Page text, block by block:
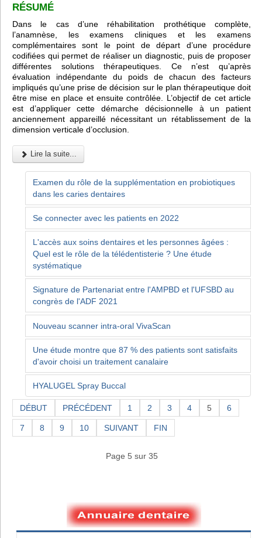
RÉSUMÉ
Dans le cas d’une réhabilitation prothétique complète,
l’anamnèse, les examens cliniques et les examens
complémentaires sont le point de départ d’une procédure
codifiées qui permet de réaliser un diagnostic, puis de proposer
différentes solutions thérapeutiques. Ce n’est qu’après
évaluation indépendante du poids de chacun des facteurs
impliqués qu’une prise de décision sur le plan thérapeutique doit
être mise en place et ensuite contrôlée. L’objectif de cet article
est d’appliquer cette démarche décisionnelle à un patient
anciennement appareillé nécessitant un rétablissement de la
dimension verticale d’occlusion.
Lire la suite...
Examen du rôle de la supplémentation en probiotiques
dans les caries dentaires
Se connecter avec les patients en 2022
L'accès aux soins dentaires et les personnes âgées :
Quel est le rôle de la télédentisterie ? Une étude
systématique
Signature de Partenariat entre l'AMPBD et l'UFSBD au
congrès de l'ADF 2021
Nouveau scanner intra-oral VivaScan
Une étude montre que 87 % des patients sont satisfaits
d'avoir choisi un traitement canalaire
HYALUGEL Spray Buccal
DÉBUT PRÉCÉDENT 1 2 3 4 5 6
7 8 9 10 SUIVANT FIN
Page 5 sur 35